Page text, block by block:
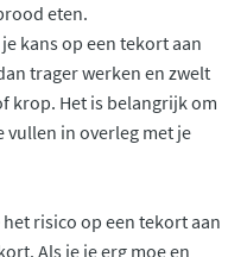
eten.
kans op een tekort aan
trager werken en zwelt
krop. Het is belangrijk om
vullen in overleg met je
risico op een tekort aan
Als je je erg moe en